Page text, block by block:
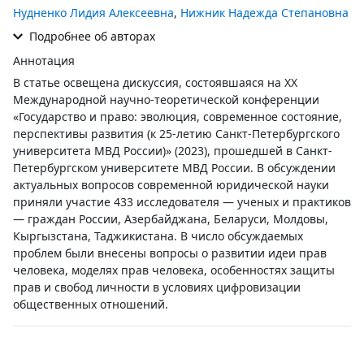
Нудненко Лидия Алексеевна, Нижник Надежда Степановна
Подробнее об авторах
Аннотация
В статье освещена дискуссия, состоявшаяся на XX
Международной научно-теоретической конференции
«Государство и право: эволюция, современное состояние,
перспективы развития (к 25-летию Санкт-Петербургского
университета МВД России)» (2023), прошедшей в Санкт-
Петербургском университете МВД России. В обсуждении
актуальных вопросов современной юридической науки
приняли участие 433 исследователя — ученых и практиков
— граждан России, Азербайджана, Беларуси, Молдовы,
Кыргызстана, Таджикистана. В число обсуждаемых
проблем были внесены вопросы о развитии идеи прав
человека, моделях прав человека, особенностях защиты
прав и свобод личности в условиях цифровизации
общественных отношений.